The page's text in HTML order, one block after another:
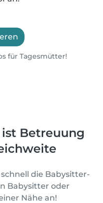
für Tagesmütter!
Betreuung
die Babysitter-
Babysitter oder
Nähe an!